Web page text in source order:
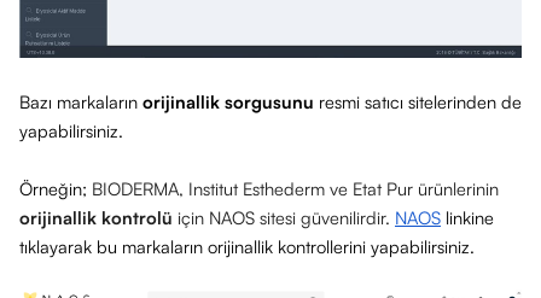
Bazı markaların orijinallik sorgusunu resmi satıcı sitelerinden de
yapabilirsiniz.
Örneğin; BIODERMA, Institut Esthederm ve Etat Pur ürünlerinin
orijinallik kontrolü için NAOS sitesi güvenilirdir. NAOS linkine
tıklayarak bu markaların orijinallik kontrollerini yapabilirsiniz.